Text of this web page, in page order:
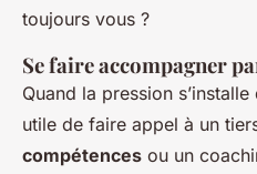
toujours vous ?
Se faire accompagner
Quand la pression
utile de faire appel à un
compétences ou un